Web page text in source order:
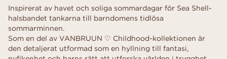
Inspirerat av havet och soliga sommardagar för Sea Shell-
halsbandet tankarna till barndomens tidlösa
sommarminnen.
Som en del av VANBRUUN ♡ Childhood-kollektionen är
den detaljerat utformad som en hyllning till fantasi,